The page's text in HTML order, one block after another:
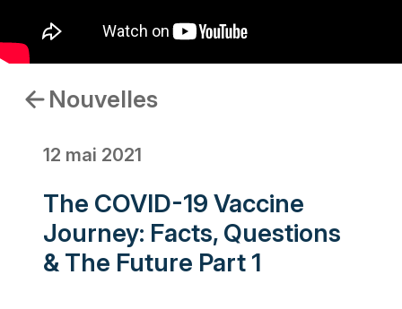
Nouvelles
12 mai 2021
The COVID-19 Vaccine
Journey: Facts, Questions
& The Future Part 1